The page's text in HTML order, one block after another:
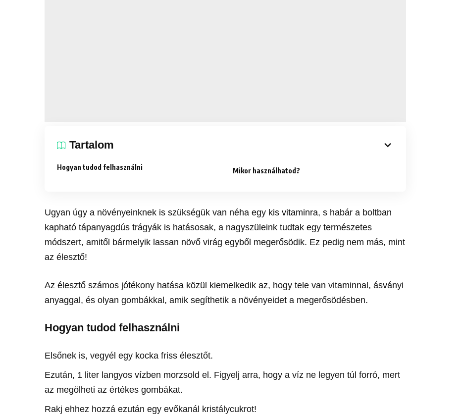
Tartalom
Hogyan tudod felhasználni Mikor használhatod?
Ugyan úgy a növényeinknek is szükségük van néha egy kis vitaminra, s habár a boltban
kapható tápanyagdús trágyák is hatásosak, a nagyszüleink tudtak egy természetes
módszert, amitől bármelyik lassan növő virág egyből megerősödik. Ez pedig nem más, mint
az élesztő!
Az élesztő számos jótékony hatása közül kiemelkedik az, hogy tele van vitaminnal, ásványi
anyaggal, és olyan gombákkal, amik segíthetik a növényeidet a megerősödésben.
Hogyan tudod felhasználni
Elsőnek is, vegyél egy kocka friss élesztőt.
Ezután, 1 liter langyos vízben morzsold el. Figyelj arra, hogy a víz ne legyen túl forró, mert
az megölheti az értékes gombákat.
Rakj ehhez hozzá ezután egy evőkanál kristálycukrot!